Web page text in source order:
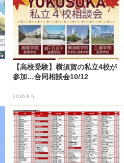
【高校受験】横須賀の私立4校が
参加…合同相談会10/12
2026.8.5